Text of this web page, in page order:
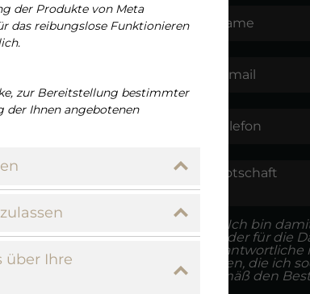
Name
E-mail
Telefon
Botschaft
Ich bin
der für die
Daten, die ich
gemäß den
der Produkte von Meta
das reibungslose Funktionieren
zur Bereitstellung bestimmter
der Ihnen angebotenen
über Ihre